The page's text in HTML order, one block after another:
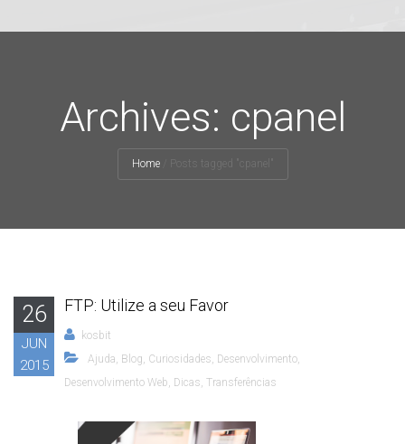
Archives: cpanel
Home Posts tagged "cpanel"
26
JUN
2015
FTP: Utilize a seu Favor
kosbit
Ajuda, Blog, Curiosidades, Desenvolvimento,
Desenvolvimento Web, Dicas, Transferências